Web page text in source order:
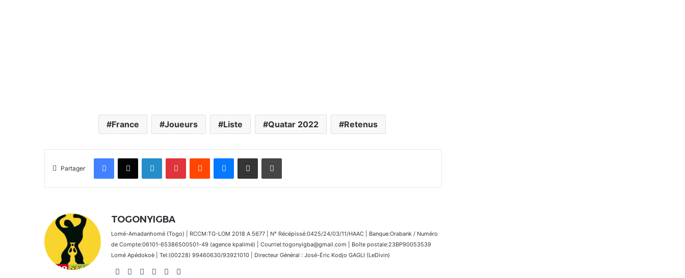
France Joueurs Liste Quatar 2022 Retenus
Partager
FacebookX Linkedin PinterestReddit MessengerPartager par email Imprimer
TOGONYIGBA
Lomé-Amadanhomé (Togo) | RCCM:TG-LOM 2018 A 5677 | N° Récépissé:0425/24/03/11/HAAC | Banque:Orabank / Numéro
de Compte:06101-65386500501-49 (agence kpalimé) | Courriel:togonyigba@gmail.com | Boîte postale:23BP90053539
Lomé Apédokoè | Tel:(00228) 99460630/93921010 | Directeur Général : José-Éric Kodjo GAGLI (LeDivin)
WebsiteFacebook
X LinkedinInstagram